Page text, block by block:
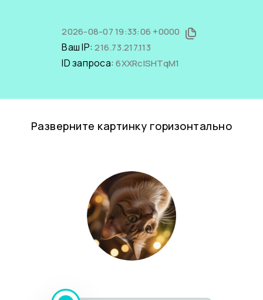
2026-08-07 19:33:06 +0000
Ваш IP:216.73.217.113
ID запроса:6XXRcISHTqM1
Разверните картинку горизонтально